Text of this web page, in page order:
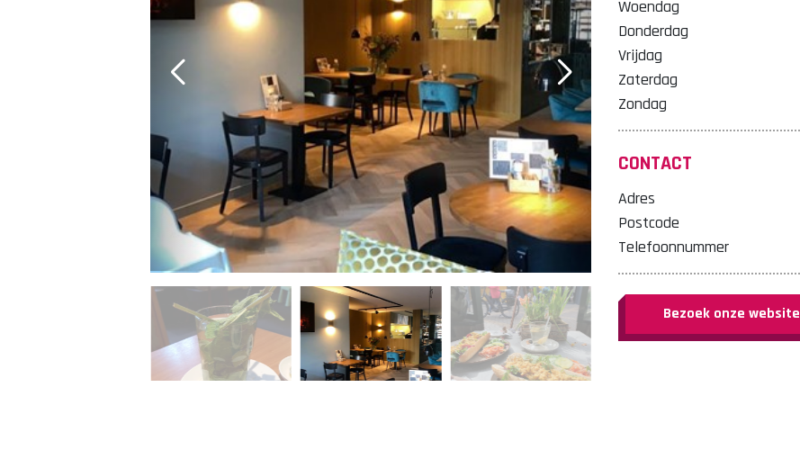
Woendag
Donderdag
Vrijdag
Zaterdag
Zondag
CONTACT
Adres
Postcode
Telefoonnummer
Bezoek onze website